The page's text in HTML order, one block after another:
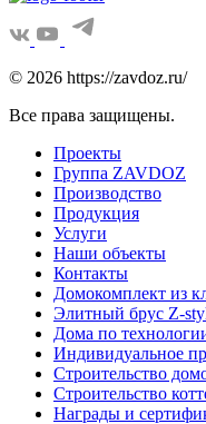
© 2026 https://zavdoz.ru/
Все права защищены.
Проекты
Группа ZAVDOZ
Производство
Продукция
Услуги
Наши объекты
Контакты
Домокомплект из
Элитный брус Z-
Дома по
Индивидуальное
Строительство
Строительство
Награды и